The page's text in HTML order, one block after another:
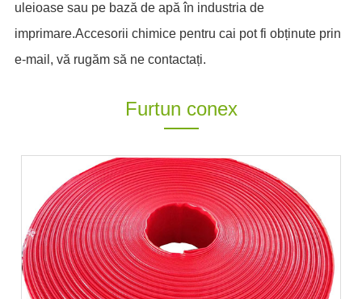
uleioase sau pe bază de apă în industria de
imprimare.Accesorii chimice pentru cai pot fi obținute prin
e-mail, vă rugăm să ne contactați.
Furtun conex